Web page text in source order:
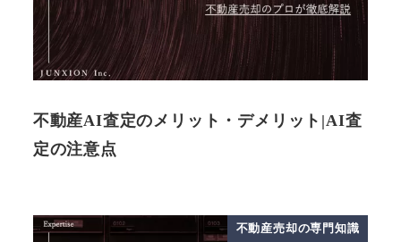
不動産AI査定のメリット・デメリット|AI査
定の注意点
不動産売却の専門知識